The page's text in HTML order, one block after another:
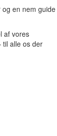
en nem guide
af vores
til alle os der